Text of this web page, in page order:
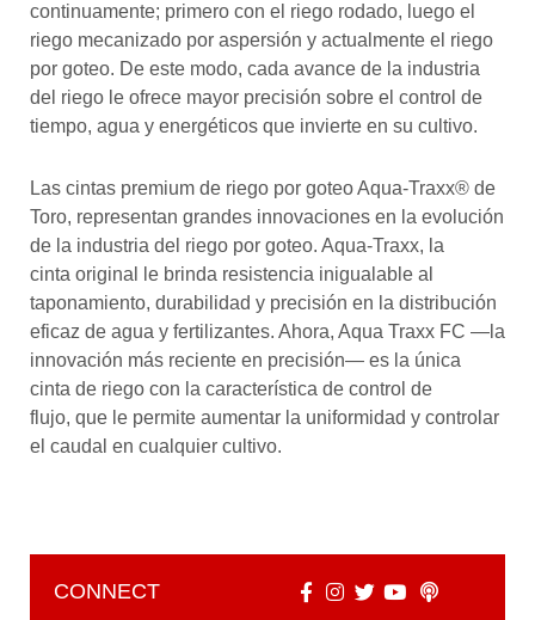
continuamente; primero con el riego rodado, luego el
riego mecanizado por aspersión y actualmente el riego
por goteo. De este modo, cada avance de la industria
del riego le ofrece mayor precisión sobre el control de
tiempo, agua y energéticos que invierte en su cultivo.
Las cintas premium de riego por goteo Aqua-Traxx® de
Toro, representan grandes innovaciones en la evolución
de la industria del riego por goteo. Aqua-Traxx, la
cinta original le brinda resistencia inigualable al
taponamiento, durabilidad y precisión en la distribución
eficaz de agua y fertilizantes. Ahora, Aqua Traxx FC —la
innovación más reciente en precisión— es la única
cinta de riego con la característica de control de
flujo, que le permite aumentar la uniformidad y controlar
el caudal en cualquier cultivo.
CONNECT